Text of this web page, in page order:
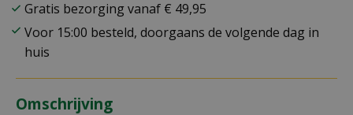
Gratis bezorging vanaf € 49,95
Voor 15:00 besteld, doorgaans de volgende dag in
huis
Omschrijving